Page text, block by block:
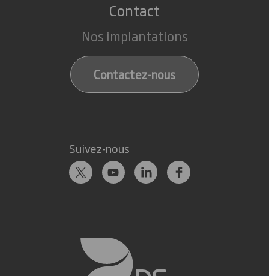
Contact
Nos implantations
Contactez-nous
Suivez-nous